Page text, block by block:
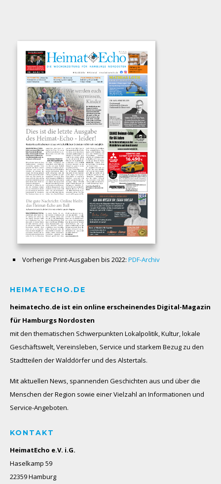
Vorherige Print-Ausgaben bis 2022: PDF-Archiv
HEIMATECHO.DE
heimatecho.de ist ein online erscheinendes Digital-Magazin
für Hamburgs Nordosten
mit den thematischen Schwerpunkten Lokalpolitik, Kultur, lokale
Geschäftswelt, Vereinsleben, Service und starkem Bezug zu den
Stadtteilen der Walddörfer und des Alstertals.
Mit aktuellen News, spannenden Geschichten aus und über die
Menschen der Region sowie einer Vielzahl an Informationen und
Service-Angeboten.
KONTAKT
HeimatEcho e.V. i.G.
Haselkamp 59
22359 Hamburg